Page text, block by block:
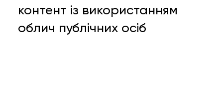
контент із використанням
облич публічних осіб